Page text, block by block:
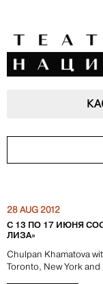
28 AUG 2012
С 13 ПО 17 ИЮНЯ
ЛИЗА»
Chulpan Khamatova
Toronto, New York